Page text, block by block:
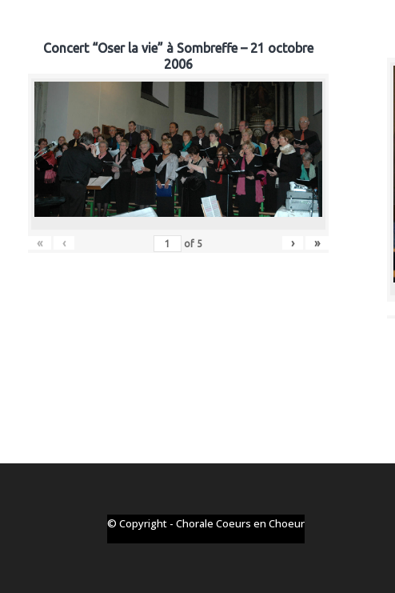
Concert “Oser la vie” à Sombreffe – 21 octobre
2006
« ‹ of 5 › »
© Copyright - Chorale Coeurs en Choeur